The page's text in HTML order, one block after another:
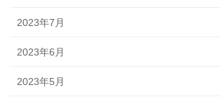
2023年7月
2023年6月
2023年5月